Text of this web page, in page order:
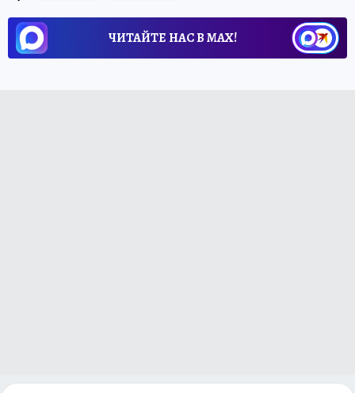
ЧИТАЙТЕ НАС В МАХ!